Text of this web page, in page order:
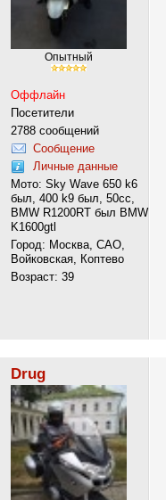
Опытный
Оффлайн
Посетители
2788 сообщений
Сообщение
Личные данные
Мото: Sky Wave 650 k6
был, 400 k9 был, 50сс,
BMW R1200RT был BMW
K1600gtl
Город: Москва, САО,
Войковская, Коптево
Возраст: 39
Drug